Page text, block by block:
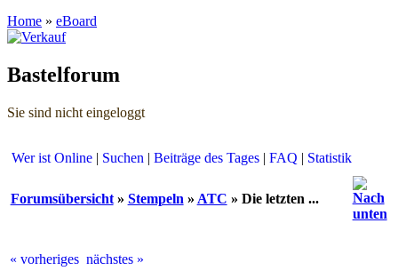
Home » eBoard
Bastelforum
Sie sind nicht eingeloggt
Wer ist Online | Suchen | Beiträge des Tages | FAQ | Statistik
Forumsübersicht» Stempeln » ATC » Die letzten ...
« vorheriges nächstes »